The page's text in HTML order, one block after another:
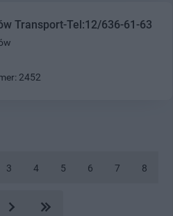
Transport-Tel:12/636-61-63
2452
3 4 5 6 7 8